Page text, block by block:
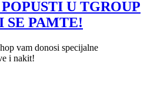
U TGROUP
SE PAMTE!
vam donosi specijalne
i nakit!